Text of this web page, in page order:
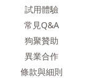
試用體驗
常見Q&A
狗聚贊助
異業合作
條款與細則